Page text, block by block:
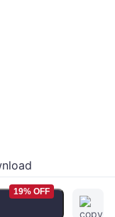
19% OFF